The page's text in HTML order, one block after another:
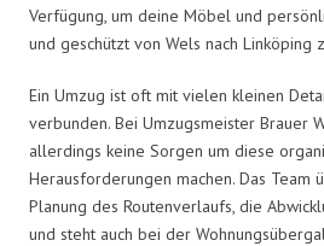
Verfügung, um deine Möbel und
und geschützt von Wels nach Linköping
Ein Umzug ist oft mit vielen kleinen
verbunden. Bei Umzugsmeister Brauer
allerdings keine Sorgen um diese
Herausforderungen machen. Das Team
Planung des Routenverlaufs, die
und steht auch bei der